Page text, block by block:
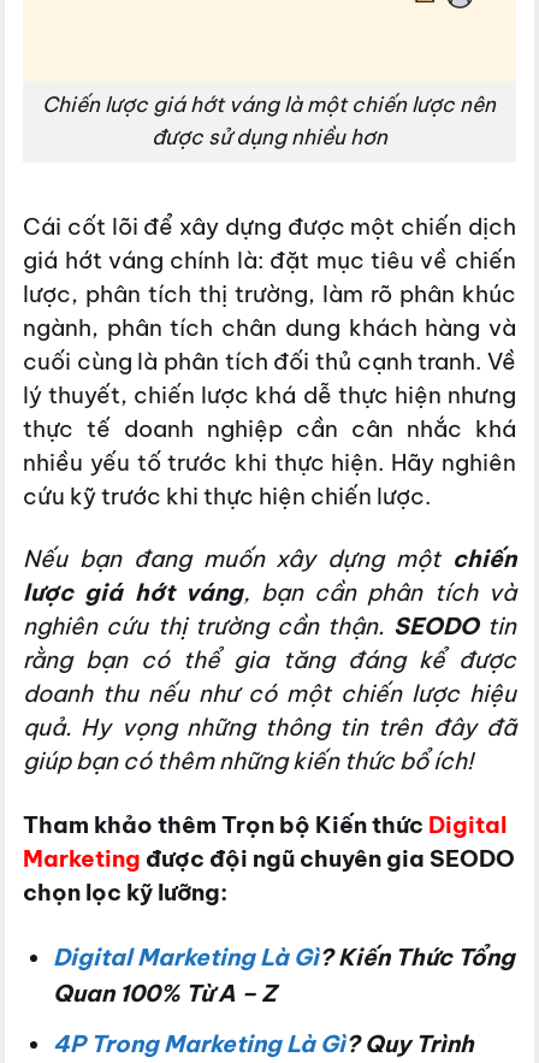
Chiến lược giá hớt váng là một chiến lược nên
được sử dụng nhiều hơn
Cái cốt lõi để xây dựng được một chiến dịch
giá hớt váng chính là: đặt mục tiêu về chiến
lược, phân tích thị trường, làm rõ phân khúc
ngành, phân tích chân dung khách hàng và
cuối cùng là phân tích đối thủ cạnh tranh. Về
lý thuyết, chiến lược khá dễ thực hiện nhưng
thực tế doanh nghiệp cần cân nhắc khá
nhiều yếu tố trước khi thực hiện. Hãy nghiên
cứu kỹ trước khi thực hiện chiến lược.
Nếu bạn đang muốn xây dựng một chiến
lược giá hớt váng, bạn cần phân tích và
nghiên cứu thị trường cần thận. SEODOtin
rằng bạn có thể gia tăng đáng kể được
doanh thu nếu như có một chiến lược hiệu
quả. Hy vọng những thông tin trên đây đã
giúp bạn có thêm những kiến thức bổ ích!
Tham khảo thêm Trọn bộ Kiến thức Digital
Marketing được đội ngũ chuyên gia SEODO
chọn lọc kỹ lưỡng:
Digital Marketing Là Gì? Kiến Thức Tổng
Quan 100% Từ A – Z
4P Trong Marketing Là Gì? Quy Trình